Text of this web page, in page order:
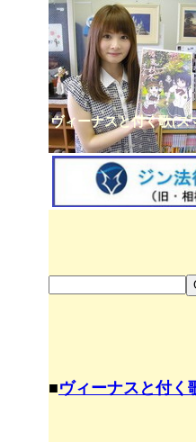
ヴィーナスと付く歌(ス
■ヴィーナスと付